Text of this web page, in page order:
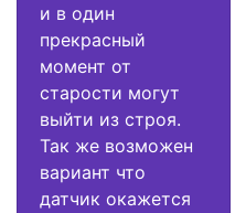
и в один
прекрасный
момент от
старости могут
выйти из строя.
Так же возможен
вариант что
датчик окажется